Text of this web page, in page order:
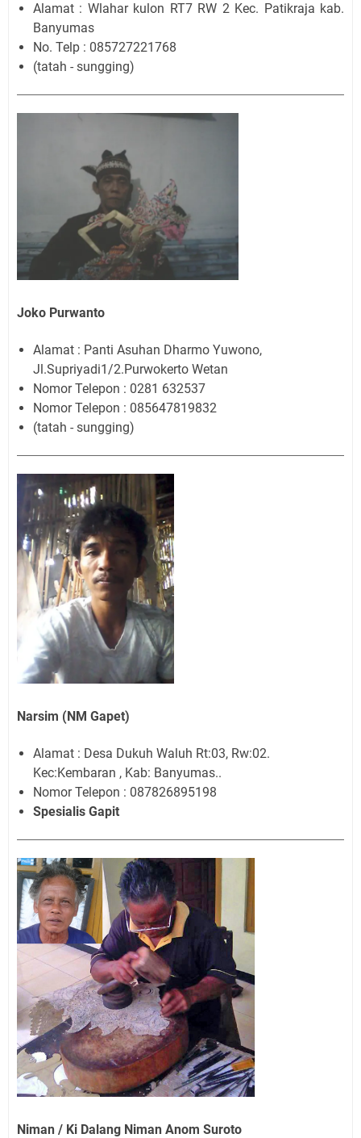
Alamat : Wlahar kulon RT7 RW 2 Kec. Patikraja kab.
Banyumas
No. Telp : 085727221768
(tatah - sungging)
Joko Purwanto
Alamat : Panti Asuhan Dharmo Yuwono,
Jl.Supriyadi1/2.Purwokerto Wetan
Nomor Telepon : 0281 632537
Nomor Telepon : 085647819832
(tatah - sungging)
Narsim (NM Gapet)
Alamat : Desa Dukuh Waluh Rt:03, Rw:02.
Kec:Kembaran , Kab: Banyumas..
Nomor Telepon : 087826895198
Spesialis Gapit
Niman / Ki Dalang Niman Anom Suroto